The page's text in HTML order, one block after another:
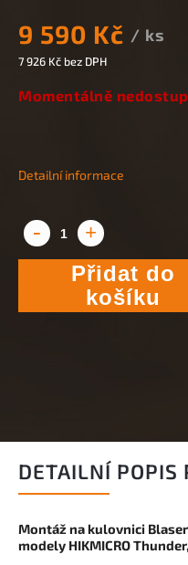
9 590 Kč / ks
7 926 Kč bez DPH
Momentálně
Přidat do
košíku
Detailní informace
DETAILNÍ POPIS
Montáž na kulovnici
modely HIKMICRO